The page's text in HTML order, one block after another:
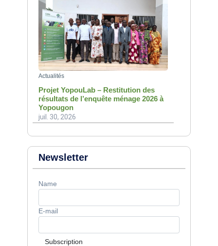
Actualités
Projet YopouLab – Restitution des
résultats de l’enquête ménage 2026 à
Yopougon
juil. 30, 2026
Newsletter
Name
E-mail
Subscription